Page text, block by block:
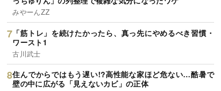
みやーんZZ
「筋トレ」を続けたかったら、真っ先にやめるべき習慣・
ワースト1
古川武士
住んでからではもう遅い!?高性能な家ほど危ない…酷暑で
壁の中に広がる「見えないカビ」の正体